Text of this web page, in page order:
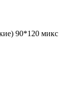
90*120 микс